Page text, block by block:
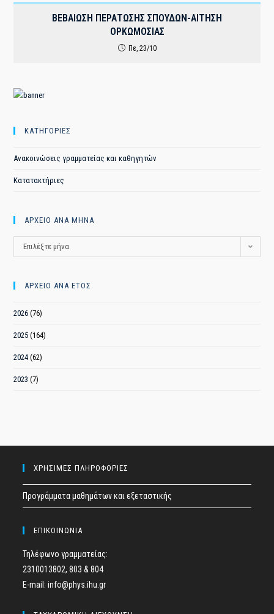
ΒΕΒΑΙΩΣΗ ΠΕΡΑΤΩΣΗΣ ΣΠΟΥΔΩΝ-ΑΙΤΗΣΗ
ΟΡΚΩΜΟΣΙΑΣ
Πε, 23/10
ΚΑΤΗΓΟΡΙΕΣ
Ανακοινώσεις γραμματείας και καθηγητών
Κατατακτήριες
ΑΡΧΕΙΟ ΑΝΑ ΜΗΝΑ
ΑΡΧΕΙΟ
ΑΝΑ
Επιλέξτε μήνα
ΑΡΧΕΙΟ ΑΝΑ ΕΤΟΣ
2026 (76)
2025 (164)
2024 (62)
2023 (7)
ΧΡΗΣΙΜΕΣ ΠΛΗΡΟΦΟΡΙΕΣ
Προγράμματα μαθημάτων και εξεταστικής
ΕΠΙΚΟΙΝΩΝΙΑ
Τηλέφωνο γραμματείας:
2310013802, 803 & 804
E-mail: info@phys.ihu.gr